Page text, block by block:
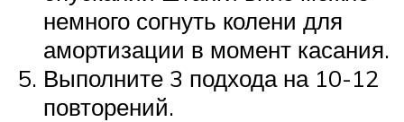
немного согнуть колени для
амортизации в момент касания.
Выполните 3 подхода на 10-12
повторений.